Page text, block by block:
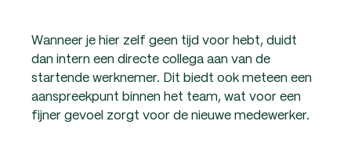
Wanneer je hier zelf geen tijd voor hebt, duidt
dan intern een directe collega aan van de
startende werknemer. Dit biedt ook meteen een
aanspreekpunt binnen het team, wat voor een
fijner gevoel zorgt voor de nieuwe medewerker.